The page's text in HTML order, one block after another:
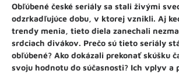
Obľúbené české seriály sa stali živými
odzrkadľujúce dobu, v ktorej vznikli. Aj
trendy menia, tieto diela zanechali
srdciach divákov. Prečo sú tieto seriály
obľúbené? Ako dokázali prekonať skúšku
svoju hodnotu do súčasnosti? Ich vplyv a